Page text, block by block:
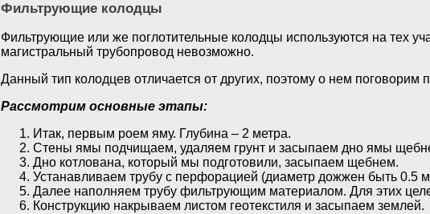
Фильтрующие колодцы
Фильтрующие или же поглотительные колодцы используются на тех
магистральный трубопровод невозможно.
Данный тип колодцев отличается от других, поэтому о нем поговорим
Рассмотрим основные этапы:
Итак, первым роем яму. Глубина – 2 метра.
Стены ямы подчищаем, удаляем грунт и засыпаем дно ямы
Дно котлована, который мы подготовили, засыпаем щебнем.
Устанавливаем трубу с перфорацией (диаметр дожжен быть 0.5
Далее наполняем трубу фильтрующим материалом. Для этих
Конструкцию накрываем листом геотекстиля и засыпаем землей.